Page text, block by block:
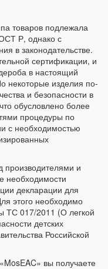
товаров подлежала
Р, однако с
в законодательстве.
сертификации, и
в настоящий
некоторые изделия по-
и безопасности в
обусловлено более
процедуры по
с необходимостью
производителями и
необходимости
декларации для
этого необходимо
ТС 017/2011 (О легкой
детских
Российской
вы получаете